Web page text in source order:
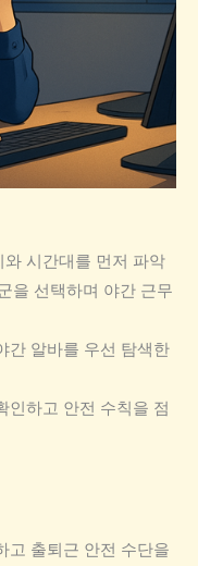
시간대를 먼저 파악
을 선택하며 야간 근무
간 알바를 우선 탐색한
인하고 안전 수칙을 점
고 출퇴근 안전 수단을